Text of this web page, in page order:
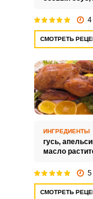
4
СМОТРЕТЬ
ИНГРЕДИЕНТЫ
гусь,
масло
5
СМОТРЕТЬ